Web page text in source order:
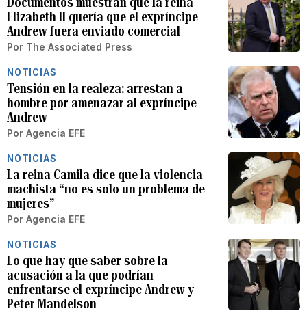
Elizabeth II quería que el expríncipe
Andrew fuera enviado comercial
Por The Associated Press
NOTICIAS
Tensión en la realeza: arrestan a
hombre por amenazar al expríncipe
Andrew
Por Agencia EFE
NOTICIAS
La reina Camila dice que la violencia
machista “no es solo un problema de
mujeres”
Por Agencia EFE
NOTICIAS
Lo que hay que saber sobre la
acusación a la que podrían
enfrentarse el expríncipe Andrew y
Peter Mandelson